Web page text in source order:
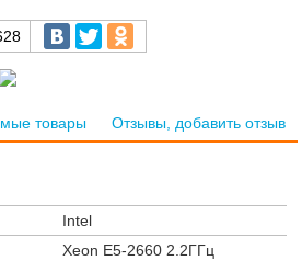
товары Отзывы, добавить отзыв
Intel
Xeon E5-2660 2.2ГГц